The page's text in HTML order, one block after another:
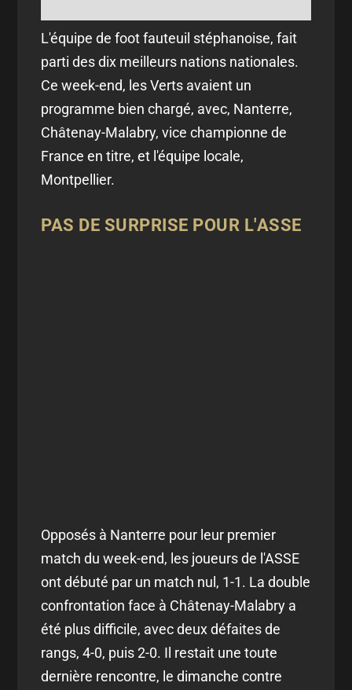
L'équipe de foot fauteuil stéphanoise, fait
parti des dix meilleurs nations nationales.
Ce week-end, les Verts avaient un
programme bien chargé, avec, Nanterre,
Châtenay-Malabry, vice championne de
France en titre, et l'équipe locale,
Montpellier.
PAS DE SURPRISE POUR L'ASSE
Opposés à Nanterre pour leur premier
match du week-end, les joueurs de l'ASSE
ont débuté par un match nul, 1-1. La double
confrontation face à Châtenay-Malabry a
été plus difficile, avec deux défaites de
rangs, 4-0, puis 2-0. Il restait une toute
dernière rencontre, le dimanche contre